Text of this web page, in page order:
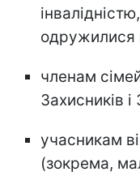
одружилися
членам
Захисників
учасникам
(зокрема,